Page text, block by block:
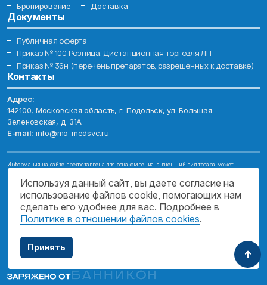
Бронирование
Доставка
Документы
Публичная оферта
Приказ № 100 Розница. Дистанционная торговля ЛП
Приказ № 36н (перечень препаратов, разрешенных к доставке)
Контакты
Адрес:
142100, Московская область, г. Подольск, ул. Большая
Зеленовская, д. 31А
E-mail: info@mo-medsvc.ru
Информация на сайте предоставлена для ознакомления, а внешний вид товара может
Имеются противопоказания, проконсультируйтесь со специалистом!
© 2026. ГОСУДАРСТВЕННОЕ БЮДЖЕТНОЕ УЧРЕЖДЕНИЕ МОСКОВСКОЙ
ОБЛАСТИ "МОСОБЛМЕДСЕРВИС"
ПОДДЕРЖКА САЙТА
Используя данный сайт, вы даете согласие на
использование файлов cookie, помогающих нам
сделать его удобнее для вас. Подробнее в
Политике в отношении файлов cookies.
Принять